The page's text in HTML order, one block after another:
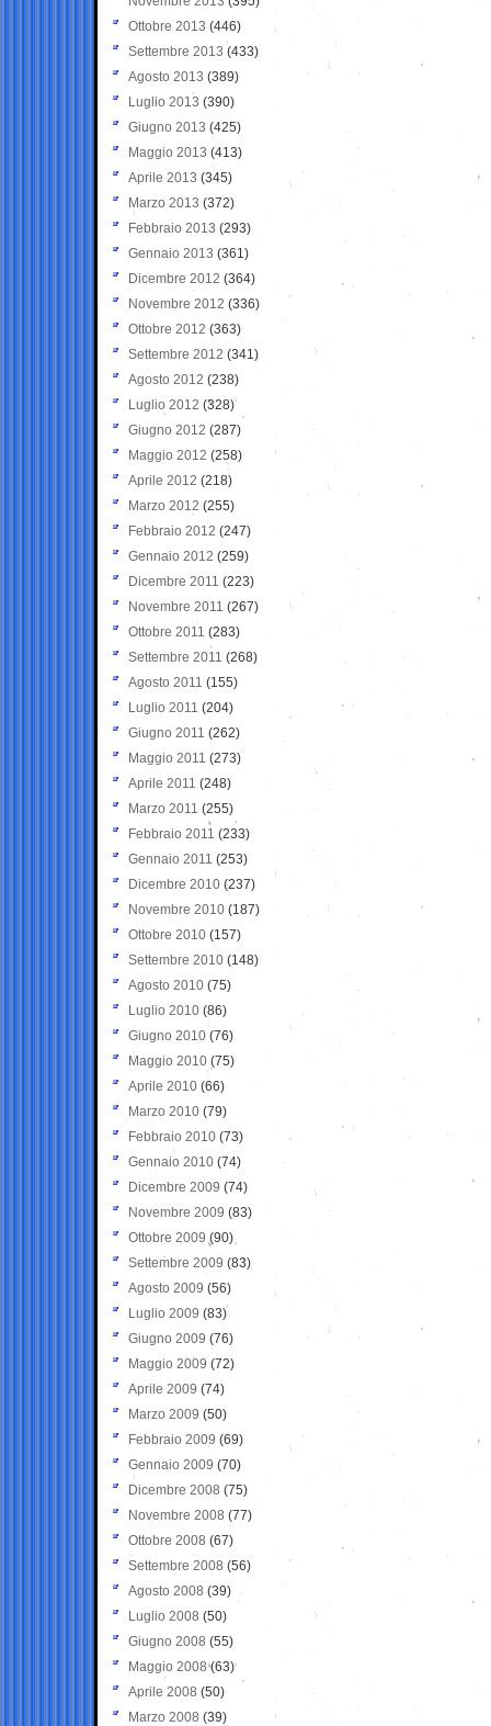
Ottobre 2013 (446)
Settembre 2013 (433)
Agosto 2013 (389)
Luglio 2013 (390)
Giugno 2013 (425)
Maggio 2013 (413)
Aprile 2013 (345)
Marzo 2013 (372)
Febbraio 2013 (293)
Gennaio 2013 (361)
Dicembre 2012 (364)
Novembre 2012 (336)
Ottobre 2012 (363)
Settembre 2012 (341)
Agosto 2012 (238)
Luglio 2012 (328)
Giugno 2012 (287)
Maggio 2012 (258)
Aprile 2012 (218)
Marzo 2012 (255)
Febbraio 2012 (247)
Gennaio 2012 (259)
Dicembre 2011 (223)
Novembre 2011 (267)
Ottobre 2011 (283)
Settembre 2011 (268)
Agosto 2011 (155)
Luglio 2011 (204)
Giugno 2011 (262)
Maggio 2011 (273)
Aprile 2011 (248)
Marzo 2011 (255)
Febbraio 2011 (233)
Gennaio 2011 (253)
Dicembre 2010 (237)
Novembre 2010 (187)
Ottobre 2010 (157)
Settembre 2010 (148)
Agosto 2010 (75)
Luglio 2010 (86)
Giugno 2010 (76)
Maggio 2010 (75)
Aprile 2010 (66)
Marzo 2010 (79)
Febbraio 2010 (73)
Gennaio 2010 (74)
Dicembre 2009 (74)
Novembre 2009 (83)
Ottobre 2009 (90)
Settembre 2009 (83)
Agosto 2009 (56)
Luglio 2009 (83)
Giugno 2009 (76)
Maggio 2009 (72)
Aprile 2009 (74)
Marzo 2009 (50)
Febbraio 2009 (69)
Gennaio 2009 (70)
Dicembre 2008 (75)
Novembre 2008 (77)
Ottobre 2008 (67)
Settembre 2008 (56)
Agosto 2008 (39)
Luglio 2008 (50)
Giugno 2008 (55)
Maggio 2008(63)
Aprile 2008 (50)
Marzo 2008 (39)